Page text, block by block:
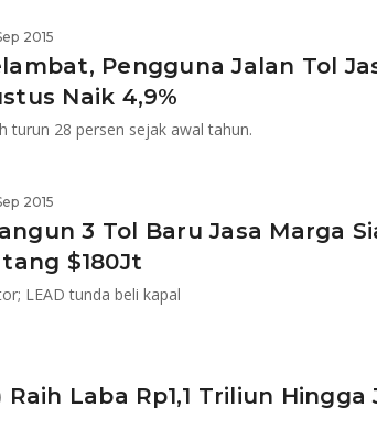
Pengguna Jalan Tol
Naik 4,9%
turun 28 persen sejak awal tahun.
2015
3 Tol Baru Jasa Marga
$180Jt
LEAD tunda beli kapal
2015
Raih Laba Rp1,1 Triliun Hingga